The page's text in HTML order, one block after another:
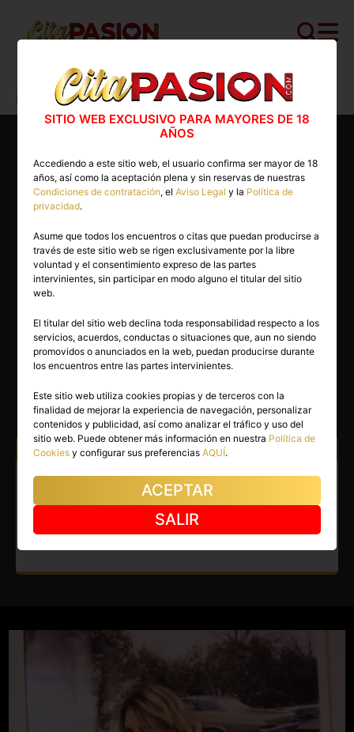
Cita PASION.COM>Escorts>Barcelona>
Barcelona capital> Andrea
44 años
ANDREA
Barcelona capital(Barcelona)
(3)
Atiendo a: Hombres
Escort en Barcelona capital.
Soy una chica colombiana,
elegante, simpática y cariñosa.
SITIO WEB EXCLUSIVO PARA MAYORES DE 18
AÑOS
Accediendo a este sitio web, el usuario confirma ser mayor de 18
años, así como la aceptación plena y sin reservas de nuestras
Condiciones de contratación, elAviso Legal y la Política de
privacidad.
Asume que todos los encuentros o citas que puedan producirse a
través de este sitio web se rigen exclusivamente por la libre
voluntad y el consentimiento expreso de las partes
intervinientes, sin participar en modo alguno el titular del sitio
web.
El titular del sitio web declina toda responsabilidad respecto a los
servicios, acuerdos, conductas o situaciones que, aun no siendo
promovidos o anunciados en la web, puedan producirse durante
los encuentros entre las partes intervinientes.
Este sitio web utiliza cookies propias y de terceros con la
finalidad de mejorar la experiencia de navegación, personalizar
contenidos y publicidad, así como analizar el tráfico y uso del
sitio web. Puede obtener más información en nuestra Política de
Cookies y configurar sus preferenciasAQUÍ.
ACEPTAR
SALIR